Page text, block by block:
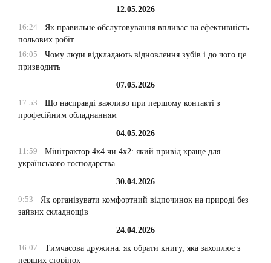
12.05.2026
16:24
Як правильне обслуговування впливає на ефективність
польових робіт
16:05
Чому люди відкладають відновлення зубів і до чого це
призводить
07.05.2026
17:53
Що насправді важливо при першому контакті з
професійним обладнанням
04.05.2026
11:59
Мінітрактор 4х4 чи 4х2: який привід краще для
українського господарства
30.04.2026
9:53
Як організувати комфортний відпочинок на природі без
зайвих складнощів
24.04.2026
16:07
Тимчасова дружина: як обрати книгу, яка захоплює з
перших сторінок